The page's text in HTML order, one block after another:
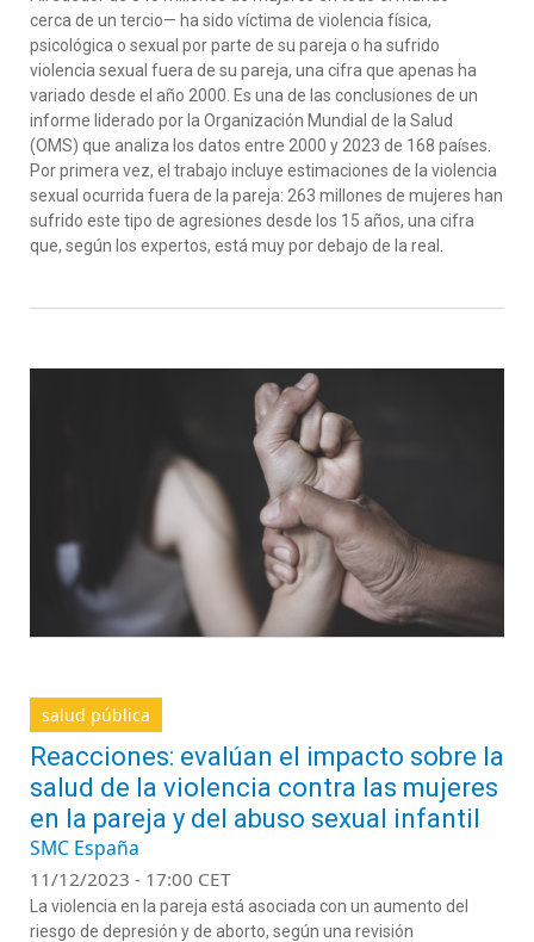
cerca de un tercio— ha sido víctima de violencia física,
psicológica o sexual por parte de su pareja o ha sufrido
violencia sexual fuera de su pareja, una cifra que apenas ha
variado desde el año 2000. Es una de las conclusiones de un
informe liderado por la Organización Mundial de la Salud
(OMS) que analiza los datos entre 2000 y 2023 de 168 países.
Por primera vez, el trabajo incluye estimaciones de la violencia
sexual ocurrida fuera de la pareja: 263 millones de mujeres han
sufrido este tipo de agresiones desde los 15 años, una cifra
que, según los expertos, está muy por debajo de la real.
salud pública
Reacciones: evalúan el impacto sobre la
salud de la violencia contra las mujeres
en la pareja y del abuso sexual infantil
SMC España
11/12/2023 - 17:00 CET
La violencia en la pareja está asociada con un aumento del
riesgo de depresión y de aborto, según una revisión